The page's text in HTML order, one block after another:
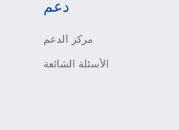
دعم
مركز الدعم
الأسئلة الشائعة